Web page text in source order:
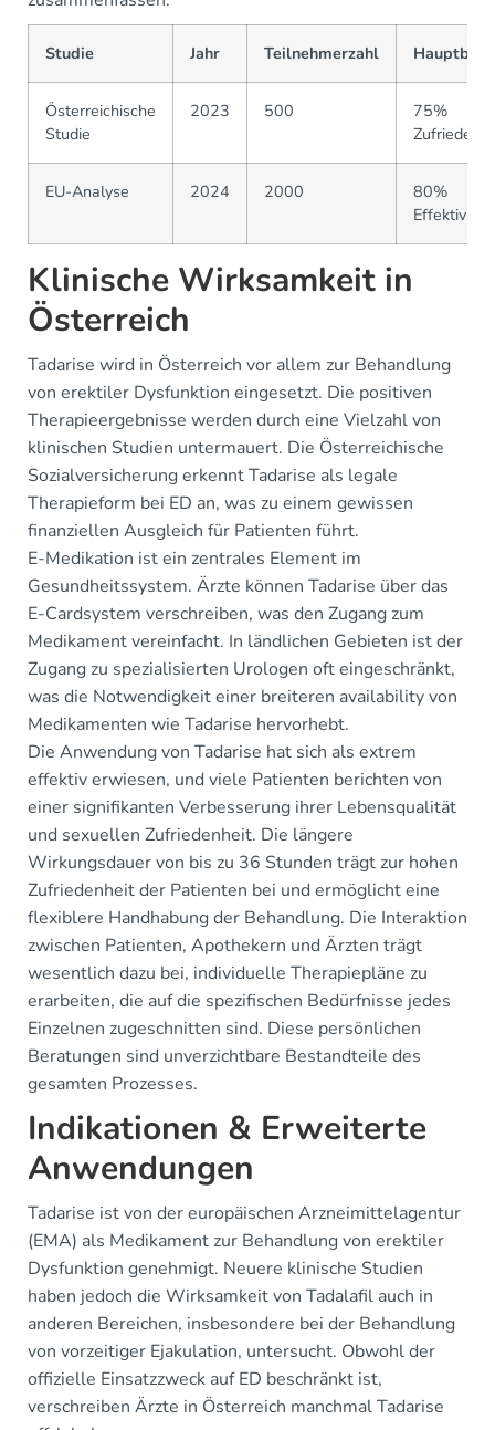
Studie Jahr Teilnehmerzahl
Österreichische
Studie
2023 500
75%
EU-Analyse 2024 2000
80%
Effektivität
Klinische Wirksamkeit in
Österreich
Tadarise wird in Österreich vor allem zur Behandlung
von erektiler Dysfunktion eingesetzt. Die positiven
Therapieergebnisse werden durch eine Vielzahl von
klinischen Studien untermauert. Die Österreichische
Sozialversicherung erkennt Tadarise als legale
Therapieform bei ED an, was zu einem gewissen
finanziellen Ausgleich für Patienten führt.
E-Medikation ist ein zentrales Element im
Gesundheitssystem. Ärzte können Tadarise über das
E-Cardsystem verschreiben, was den Zugang zum
Medikament vereinfacht. In ländlichen Gebieten ist der
Zugang zu spezialisierten Urologen oft eingeschränkt,
was die Notwendigkeit einer breiteren availability von
Medikamenten wie Tadarise hervorhebt.
Die Anwendung von Tadarise hat sich als extrem
effektiv erwiesen, und viele Patienten berichten von
einer signifikanten Verbesserung ihrer Lebensqualität
und sexuellen Zufriedenheit. Die längere
Wirkungsdauer von bis zu 36 Stunden trägt zur hohen
Zufriedenheit der Patienten bei und ermöglicht eine
flexiblere Handhabung der Behandlung. Die Interaktion
zwischen Patienten, Apothekern und Ärzten trägt
wesentlich dazu bei, individuelle Therapiepläne zu
erarbeiten, die auf die spezifischen Bedürfnisse jedes
Einzelnen zugeschnitten sind. Diese persönlichen
Beratungen sind unverzichtbare Bestandteile des
gesamten Prozesses.
Indikationen & Erweiterte
Anwendungen
Tadarise ist von der europäischen Arzneimittelagentur
(EMA) als Medikament zur Behandlung von erektiler
Dysfunktion genehmigt. Neuere klinische Studien
haben jedoch die Wirksamkeit von Tadalafil auch in
anderen Bereichen, insbesondere bei der Behandlung
von vorzeitiger Ejakulation, untersucht. Obwohl der
offizielle Einsatzzweck auf ED beschränkt ist,
verschreiben Ärzte in Österreich manchmal Tadarise